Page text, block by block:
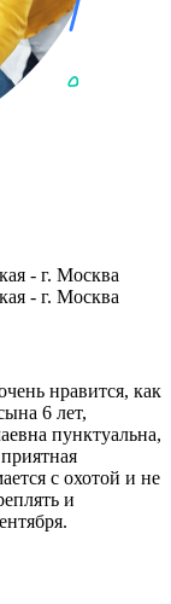
- г. Москва
- г. Москва
нравится, как
6 лет,
пунктуальна,
с охотой и не
и